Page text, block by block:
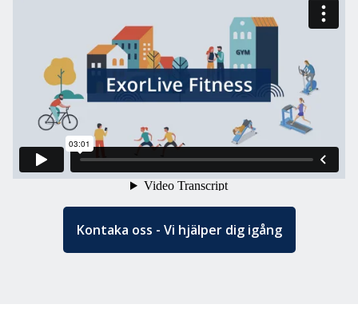
Effektkalkylatorn
ExorLive Research
Logga in
Svenska
English
Svenska
Norsk
Kontaka oss - Vi hjälper dig igång